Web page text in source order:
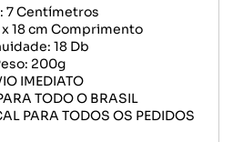
7 Centímetros
x 18 cm Comprimento
18 Db
200g
IMEDIATO
TODO O BRASIL
PARA TODOS OS PEDIDOS